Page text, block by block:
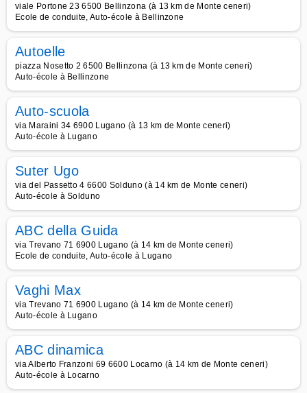
viale Portone 23 6500 Bellinzona (à 13 km de Monte ceneri)
Ecole de conduite, Auto-école à Bellinzone
Autoelle
piazza Nosetto 2 6500 Bellinzona (à 13 km de Monte ceneri)
Auto-école à Bellinzone
Auto-scuola
via Maraini 34 6900 Lugano (à 13 km de Monte ceneri)
Auto-école à Lugano
Suter Ugo
via del Passetto 4 6600 Solduno (à 14 km de Monte ceneri)
Auto-école à Solduno
ABC della Guida
via Trevano 71 6900 Lugano (à 14 km de Monte ceneri)
Ecole de conduite, Auto-école à Lugano
Vaghi Max
via Trevano 71 6900 Lugano (à 14 km de Monte ceneri)
Auto-école à Lugano
ABC dinamica
via Alberto Franzoni 69 6600 Locarno (à 14 km de Monte ceneri)
Auto-école à Locarno